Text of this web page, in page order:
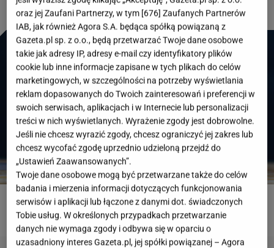
Średnia 7/11
ROZWIĄŻ QUIZ
oraz jej Zaufani Partnerzy, w tym [676] Zaufanych Partnerów
IAB, jak również Agora S.A. będąca spółką powiązaną z
Gazeta.pl sp. z o.o., będą przetwarzać Twoje dane osobowe
takie jak adresy IP, adresy e-mail czy identyfikatory plików
cookie lub inne informacje zapisane w tych plikach do celów
marketingowych, w szczególności na potrzeby wyświetlania
reklam dopasowanych do Twoich zainteresowań i preferencji w
swoich serwisach, aplikacjach i w Internecie lub personalizacji
treści w nich wyświetlanych. Wyrażenie zgody jest dobrowolne.
Jeśli nie chcesz wyrazić zgody, chcesz ograniczyć jej zakres lub
chcesz wycofać zgodę uprzednio udzieloną przejdź do
„Ustawień Zaawansowanych”.
Twoje dane osobowe mogą być przetwarzane także do celów
badania i mierzenia informacji dotyczących funkcjonowania
serwisów i aplikacji lub łączone z danymi dot. świadczonych
Tobie usług. W określonych przypadkach przetwarzanie
danych nie wymaga zgody i odbywa się w oparciu o
uzasadniony interes Gazeta.pl, jej spółki powiązanej – Agora